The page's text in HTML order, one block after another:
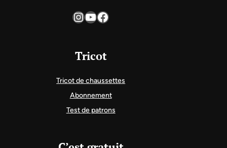
InstagramYouTube Facebook
Tricot
Tricot de chaussettes
Abonnement
Test de patrons